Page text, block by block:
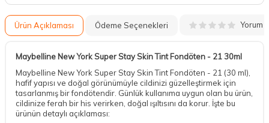
Ürün Açıklaması Ödeme Seçenekleri Yorum
Maybelline New York Super Stay Skin Tint Fondöten - 21 30ml
Maybelline New York Super Stay Skin Tint Fondöten - 21 (30 ml),
hafif yapısı ve doğal görünümüyle cildinizi güzelleştirmek için
tasarlanmış bir fondötendir. Günlük kullanıma uygun olan bu ürün,
cildinize ferah bir his verirken, doğal ışıltısını da korur. İşte bu
ürünün detaylı açıklaması: